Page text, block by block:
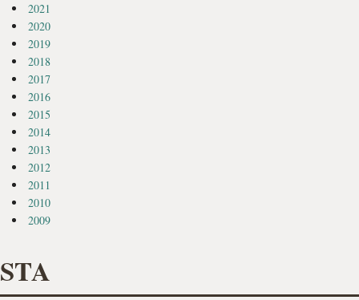
2021
2020
2019
2018
2017
2016
2015
2014
2013
2012
2011
2010
2009
STA